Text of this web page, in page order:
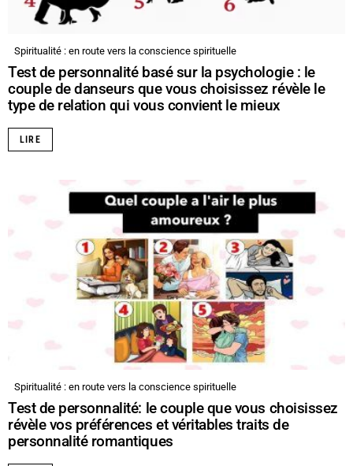
Spiritualité : en route vers la conscience spirituelle
Test de personnalité basé sur la psychologie : le
couple de danseurs que vous choisissez révèle le
type de relation qui vous convient le mieux
LIRE
Spiritualité : en route vers la conscience spirituelle
Test de personnalité: le couple que vous choisissez
révèle vos préférences et véritables traits de
personnalité romantiques